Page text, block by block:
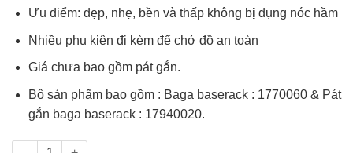
Ưu điểm: đẹp, nhẹ, bền và thấp không bị đụng nóc hầm
Nhiều phụ kiện đi kèm để chở đồ an toàn
Giá chưa bao gồm pát gắn.
Bộ sản phẩm bao gồm : Baga baserack : 1770060 & Pát
gắn baga baserack : 17940020.
Baga mui Baserack 1255X1155 bán tải 1770060 số lượng